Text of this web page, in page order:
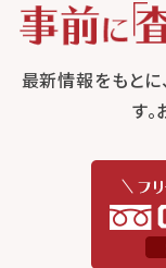
最新情報をもとに
す